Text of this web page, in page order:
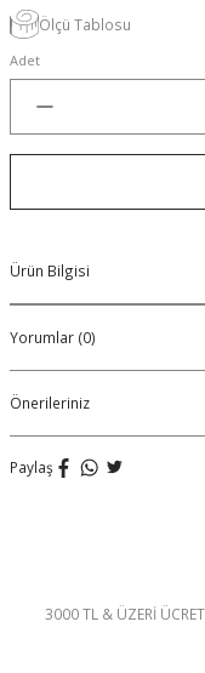
Ölçü Tablosu
Adet
Ürün Bilgisi
Yorumlar (0)
Önerileriniz
Paylaş
3000 TL & ÜZERİ